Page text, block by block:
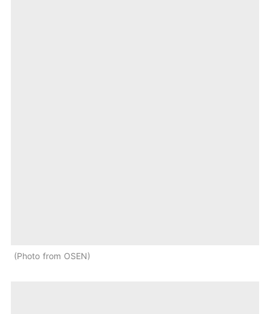
Photo from OSEN